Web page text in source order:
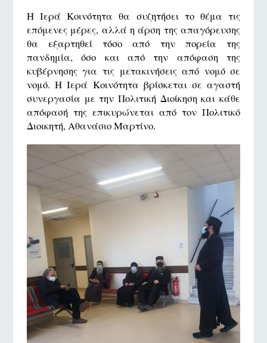
Η Ιερά Κοινότητα θα συζητήσει το θέμα τις
επόμενες μέρες, αλλά η άρση της απαγόρευσης
θα εξαρτηθεί τόσο από την πορεία της
πανδημία, όσο και από την απόφαση της
κυβέρνησης για τις μετακινήσεις από νομό σε
νομό. Η Ιερά Κοινότητα βρίσκεται σε αγαστή
συνεργασία με την Πολιτική Διοίκηση και κάθε
απόφασή της επικυρώνεται από τον Πολιτικό
Διοικητή, Αθανάσιο Μαρτίνο.